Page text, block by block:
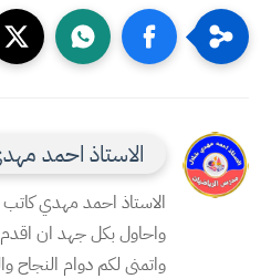
الاستاذ احمد
الاستاذ احمد مهدي
واحاول بكل جهد ان
واتمنى لكم دوام النجاح